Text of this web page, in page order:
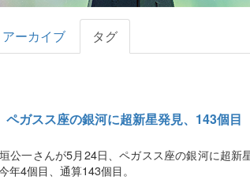
アーカイブ タグ
ペガスス座の銀河に超新星発見、143個目
公一さんが5月24日、ペガスス座の銀河に超新
年4個目、通算143個目。